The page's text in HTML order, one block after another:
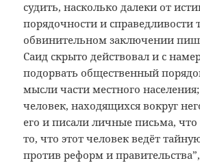
судить, насколько далеки от
порядочности и справедливости
обвинительном заключении
Саид скрыто действовал и с
подорвать общественный
мысли части местного
человек, находящихся вокруг
его и писали личные письма, что
то, что этот человек ведёт
против реформ и